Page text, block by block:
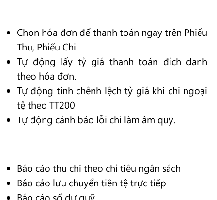
Chọn hóa đơn để thanh toán ngay trên Phiếu
Thu, Phiếu Chi
Tự động lấy tỷ giá thanh toán đích danh
theo hóa đơn.
Tự động tính chênh lệch tỷ giá khi chi ngoại
tệ theo TT200
Tự động cảnh báo lỗi chi làm âm quỹ.
Báo cáo thu chi theo chỉ tiêu ngân sách
Báo cáo lưu chuyển tiền tệ trực tiếp
Báo cáo số dư quỹ